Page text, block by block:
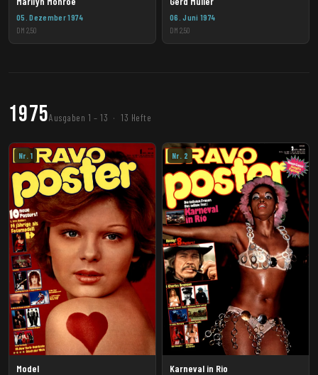
05. Dezember 1974
DM 2,50
06. Juni 1974
DM 2,50
1975Ausgaben 1 – 13 · 13 Hefte
Nr. 1
Model
Nr. 2
Karneval in Rio